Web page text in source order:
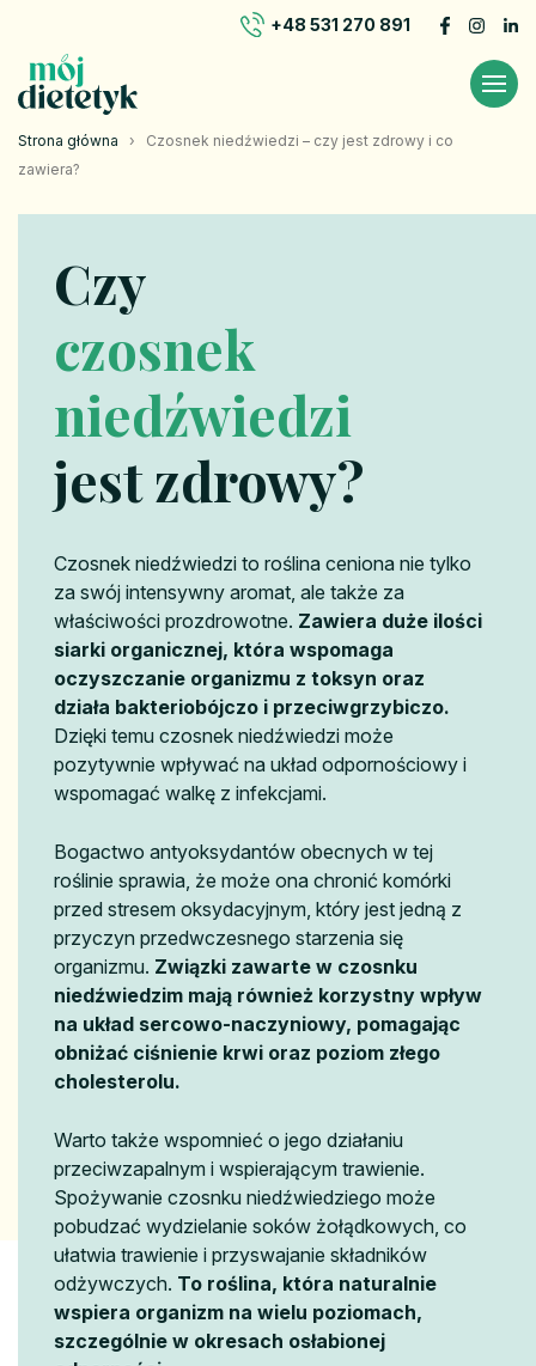
+48 531 270 891
Strona główna › Czosnek niedźwiedzi – czy jest zdrowy i co
zawiera?
Czy
czosnek
niedźwiedzi
jest zdrowy?
Czosnek niedźwiedzi to roślina ceniona nie tylko
za swój intensywny aromat, ale także za
właściwości prozdrowotne. Zawiera duże ilości
siarki organicznej, która wspomaga
oczyszczanie organizmu z toksyn oraz
działa bakteriobójczo i przeciwgrzybiczo.
Dzięki temu czosnek niedźwiedzi może
pozytywnie wpływać na układ odpornościowy i
wspomagać walkę z infekcjami.
Bogactwo antyoksydantów obecnych w tej
roślinie sprawia, że może ona chronić komórki
przed stresem oksydacyjnym, który jest jedną z
przyczyn przedwczesnego starzenia się
organizmu. Związki zawarte w czosnku
niedźwiedzim mają również korzystny wpływ
na układ sercowo-naczyniowy, pomagając
obniżać ciśnienie krwi oraz poziom złego
cholesterolu.
Warto także wspomnieć o jego działaniu
przeciwzapalnym i wspierającym trawienie.
Spożywanie czosnku niedźwiedziego może
pobudzać wydzielanie soków żołądkowych, co
ułatwia trawienie i przyswajanie składników
odżywczych. To roślina, która naturalnie
wspiera organizm na wielu poziomach,
szczególnie w okresach osłabionej